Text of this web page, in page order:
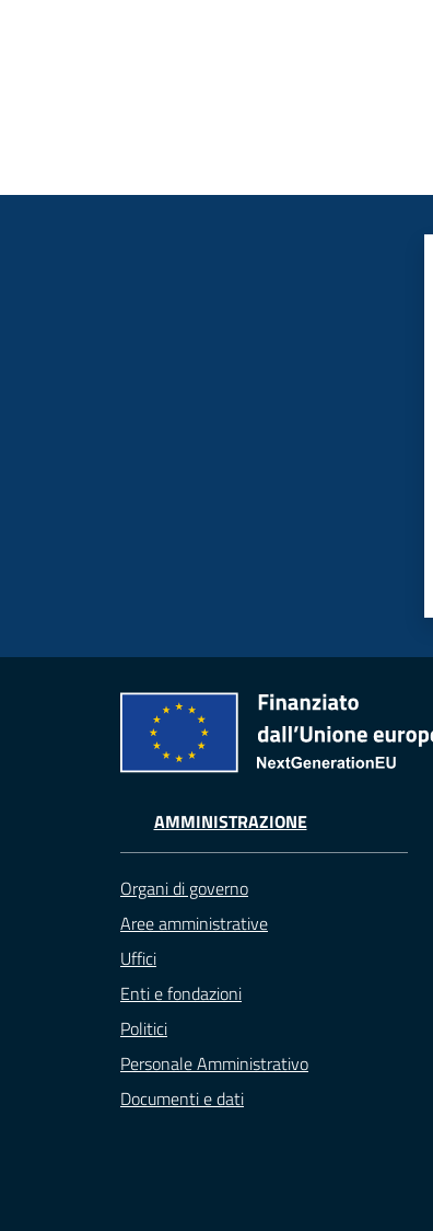
AMMINISTRAZIONE
Organi di governo
Aree amministrative
Uffici
Enti e fondazioni
Politici
Personale Amministrativo
Documenti e dati